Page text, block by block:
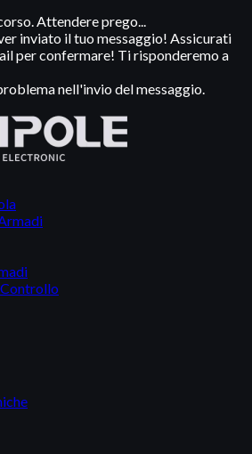
Attendere prego...
inviato il tuo messaggio! Assicurati
per confermare! Ti risponderemo a
nell'invio del messaggio.